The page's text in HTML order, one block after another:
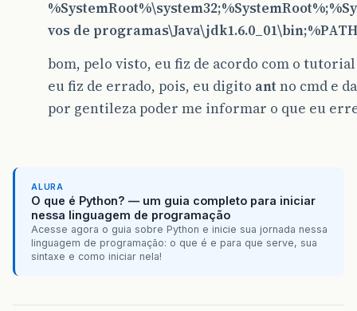
vos de
bom, pelo visto, eu fiz de acordo com o
eu fiz de errado, pois, eu digito ant no cmd e
por gentileza poder me informar o que eu
ALURA
O que é Python? — um guia completo para iniciar
nessa linguagem de programação
Acesse agora o guia sobre Python e inicie sua jornada nessa
linguagem de programação: o que é e para que serve, sua
sintaxe e como iniciar nela!